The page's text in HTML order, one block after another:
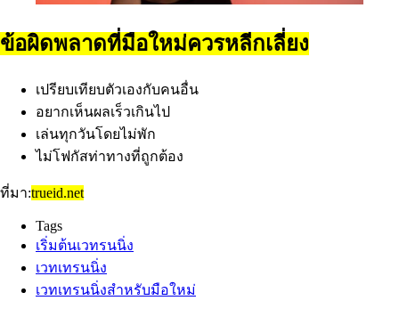
ข้อผิดพลาดที่มือใหม่ควรหลีกเลี่ยง
เปรียบเทียบตัวเองกับคนอื่น
อยากเห็นผลเร็วเกินไป
เล่นทุกวันโดยไม่พัก
ไม่โฟกัสท่าทางที่ถูกต้อง
ที่มา:trueid.net
Tags
เริ่มต้นเวทรนนิ่ง
เวทเทรนนิ่ง
เวทเทรนนิ่งสำหรับมือใหม่